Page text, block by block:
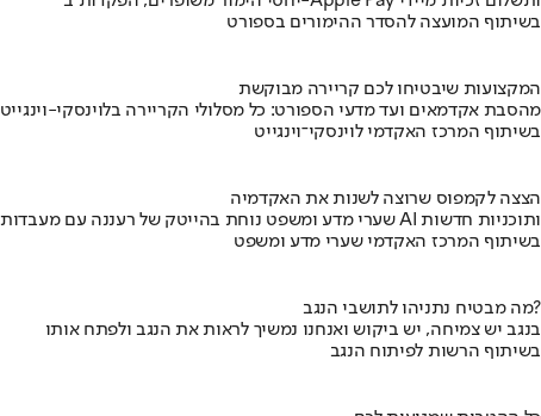
בשיתוף המועצה להסדר ההימורים בספורט
המקצועות שיבטיחו לכם קריירה מבוקשת
מהסבת אקדמאים ועד מדעי הספורט: כל מסלולי הקריירה בלוינסקי-וינגייט
בשיתוף המרכז האקדמי לוינסקי־וינגייט
הצצה לקמפוס שרוצה לשנות את האקדמיה
שערי מדע ומשפט נוחת בהייטק של רעננה עם מעבדות AI ותוכניות חדשות
בשיתוף המרכז האקדמי שערי מדע ומשפט
מה מבטיח נתניהו לתושבי הנגב?
בנגב יש צמיחה, יש ביקוש ואנחנו נמשיך לראות את הנגב ולפתח אותו
בשיתוף הרשות לפיתוח הנגב